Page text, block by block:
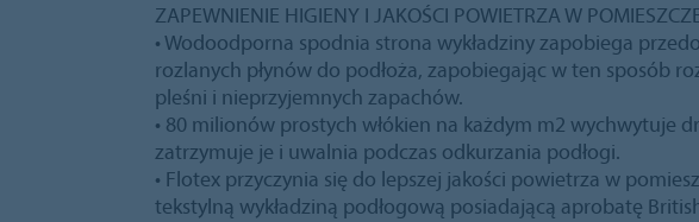
ZAPEWNIENIE HIGIENY I JAKOŚCI POWIETRZA W
• Wodoodporna spodnia strona wykładziny zapobiega
rozlanych płynów do podłoża, zapobiegając w ten sposób
pleśni i nieprzyjemnych zapachów.
• 80 milionów prostych włókien na każdym m2 wychwytuje
zatrzymuje je i uwalnia podczas odkurzania podłogi.
• Flotex przyczynia się do lepszej jakości powietrza w
tekstylną wykładziną podłogową posiadającą aprobatę